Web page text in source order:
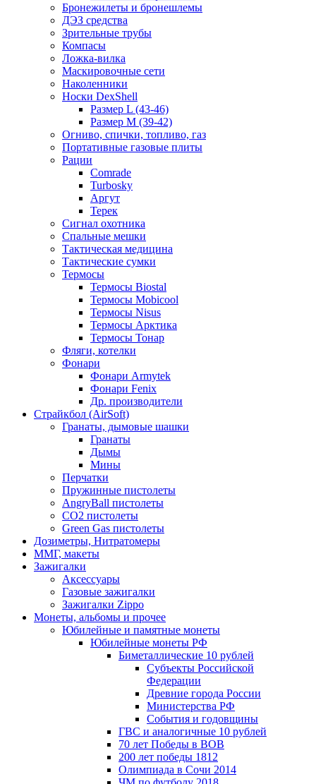
Бронежилеты и бронешлемы
ДЭЗ средства
Зрительные трубы
Компасы
Ложка-вилка
Маскировочные сети
Наколенники
Носки DexShell
Размер L (43-46)
Размер M (39-42)
Огниво, спички, топливо, газ
Портативные газовые плиты
Рации
Comrade
Turbosky
Аргут
Терек
Сигнал охотника
Спальные мешки
Тактическая медицина
Тактические сумки
Термосы
Термосы Biostal
Термосы Mobicool
Термосы Nisus
Термосы Арктика
Термосы Тонар
Фляги, котелки
Фонари
Фонари Armytek
Фонари Fenix
Др. производители
Страйкбол (AirSoft)
Гранаты, дымовые шашки
Гранаты
Дымы
Мины
Перчатки
Пружинные пистолеты
AngryBall пистолеты
CO2 пистолеты
Green Gas пистолеты
Дозиметры, Нитратомеры
ММГ, макеты
Зажигалки
Аксессуары
Газовые зажигалки
Зажигалки Zippo
Монеты, альбомы и прочее
Юбилейные и памятные монеты
Юбилейные монеты РФ
Биметаллические 10 рублей
Субъекты Российской
Федерации
Древние города России
Министерства РФ
События и годовщины
ГВС и аналогичные 10 рублей
70 лет Победы в ВОВ
200 лет победы 1812
Олимпиада в Сочи 2014